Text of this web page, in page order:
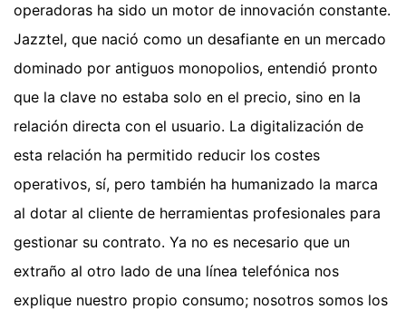
operadoras ha sido un motor de innovación constante.
Jazztel, que nació como un desafiante en un mercado
dominado por antiguos monopolios, entendió pronto
que la clave no estaba solo en el precio, sino en la
relación directa con el usuario. La digitalización de
esta relación ha permitido reducir los costes
operativos, sí, pero también ha humanizado la marca
al dotar al cliente de herramientas profesionales para
gestionar su contrato. Ya no es necesario que un
extraño al otro lado de una línea telefónica nos
explique nuestro propio consumo; nosotros somos los